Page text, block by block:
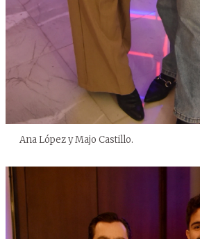
Ana López y Majo Castillo.